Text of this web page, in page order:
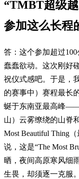
“TMBT超级
参加这么长程
答：这个参加超过
蠢蠢欲动。这次刚好
祝仪式感吧。于是，
的赛事中）赛程最长
蜒于东南亚最高峰——
山）云雾缭绕的山脊
Most Beautiful Thing
说，这是“The Most
晒，夜间高原寒风细
生畏，却须逐一克服。